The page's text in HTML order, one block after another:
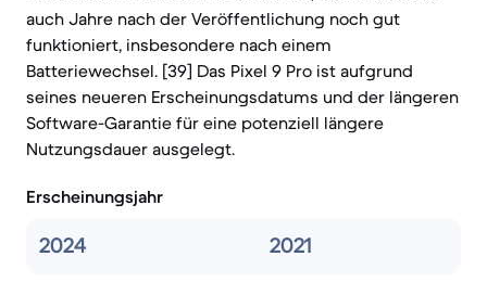
auch Jahre nach der Veröffentlichung noch gut
funktioniert, insbesondere nach einem
Batteriewechsel. [39] Das Pixel 9 Pro ist aufgrund
seines neueren Erscheinungsdatums und der längeren
Software-Garantie für eine potenziell längere
Nutzungsdauer ausgelegt.
Erscheinungsjahr
2024 2021